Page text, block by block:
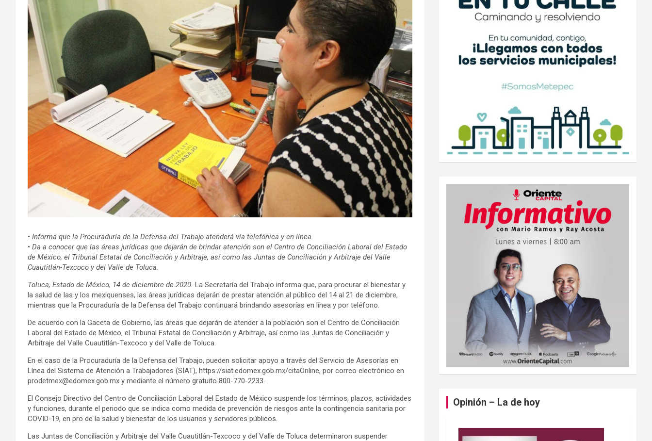
• Informa que la Procuraduría de la Defensa del Trabajo atenderá vía telefónica y en línea.
• Da a conocer que las áreas jurídicas que dejarán de brindar atención son el Centro de Conciliación Laboral del Estado
de México, el Tribunal Estatal de Conciliación y Arbitraje, así como las Juntas de Conciliación y Arbitraje del Valle
Cuautitlán-Texcoco y del Valle de Toluca.
Toluca, Estado de México, 14 de diciembre de 2020. La Secretaría del Trabajo informa que, para procurar el bienestar y
la salud de las y los mexiquenses, las áreas jurídicas dejarán de prestar atención al público del 14 al 21 de diciembre,
mientras que la Procuraduría de la Defensa del Trabajo continuará brindando asesorías en línea y por teléfono.
De acuerdo con la Gaceta de Gobierno, las áreas que dejarán de atender a la población son el Centro de Conciliación
Laboral del Estado de México, el Tribunal Estatal de Conciliación y Arbitraje, así como las Juntas de Conciliación y
Arbitraje del Valle Cuautitlán-Texcoco y del Valle de Toluca.
En el caso de la Procuraduría de la Defensa del Trabajo, pueden solicitar apoyo a través del Servicio de Asesorías en
Línea del Sistema de Atención a Trabajadores (SIAT), https://siat.edomex.gob.mx/citaOnline, por correo electrónico en
prodetmex@edomex.gob.mx y mediante el número gratuito 800-770-2233.
El Consejo Directivo del Centro de Conciliación Laboral del Estado de México suspende los términos, plazos, actividades
y funciones, durante el periodo que se indica como medida de prevención de riesgos ante la contingencia sanitaria por
COVID-19, en pro de la salud y bienestar de los usuarios y servidores públicos.
Las Juntas de Conciliación y Arbitraje del Valle Cuautitlán-Texcoco y del Valle de Toluca determinaron suspender
Opinión – La de hoy